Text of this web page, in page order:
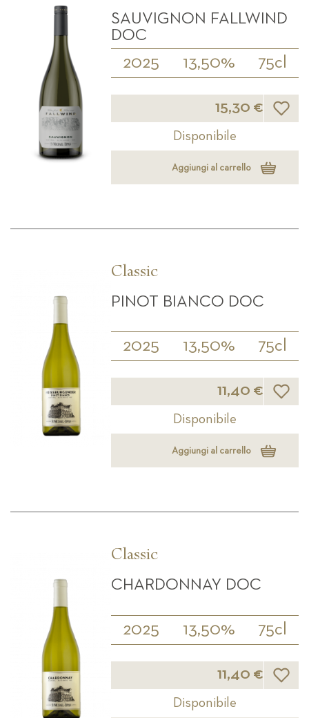
SAUVIGNON FALLWIND
DOC
2025 13,50% 75cl
15,30 € Lista
Disponibile
Aggiungi al carrello
Classic
PINOT BIANCO DOC
2025 13,50% 75cl
11,40 € Lista
Disponibile
Aggiungi al carrello
Classic
CHARDONNAY DOC
2025 13,50% 75cl
11,40 €
Disponibile